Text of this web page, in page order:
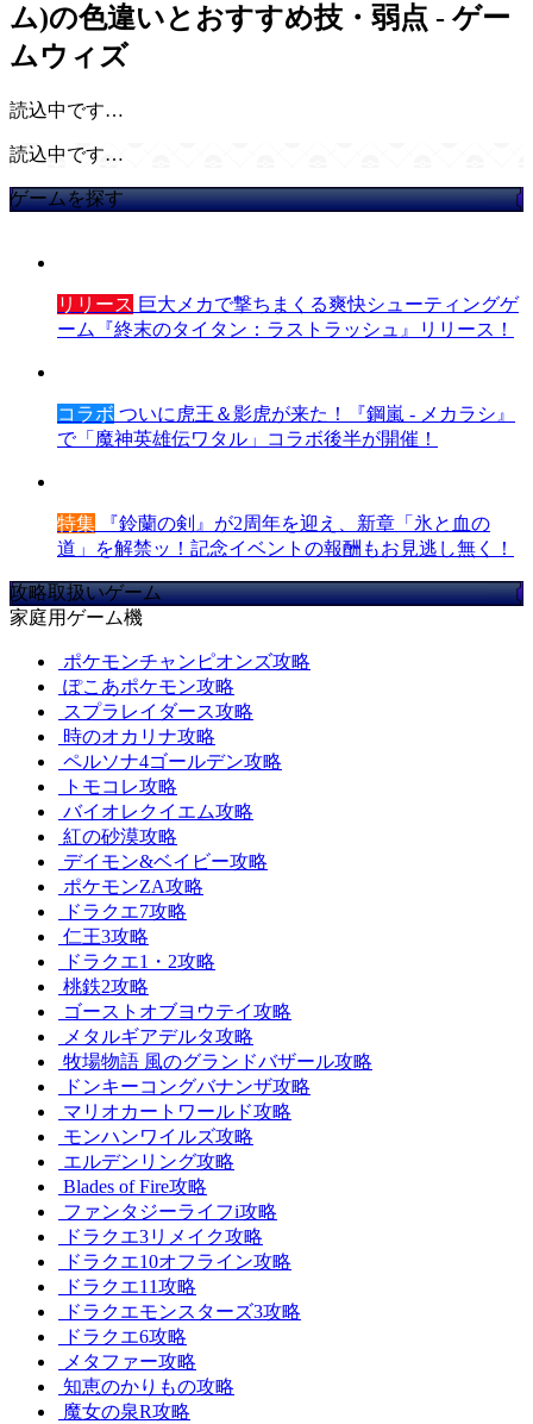
ム)の色違いとおすすめ技・弱点 - ゲー
ムウィズ
読込中です…
読込中です…
ゲームを探す
リリース 巨大メカで撃ちまくる爽快シューティングゲ
ーム『終末のタイタン：ラストラッシュ』リリース！
コラボ ついに虎王＆影虎が来た！『鋼嵐 - メカラシ』
で「魔神英雄伝ワタル」コラボ後半が開催！
特集 『鈴蘭の剣』が2周年を迎え、新章「氷と血の
道」を解禁ッ！記念イベントの報酬もお見逃し無く！
攻略取扱いゲーム
家庭用ゲーム機
ポケモンチャンピオンズ攻略
ぽこあポケモン攻略
スプラレイダース攻略
時のオカリナ攻略
ペルソナ4ゴールデン攻略
トモコレ攻略
バイオレクイエム攻略
紅の砂漠攻略
デイモン&ベイビー攻略
ポケモンZA攻略
ドラクエ7攻略
仁王3攻略
ドラクエ1・2攻略
桃鉄2攻略
ゴーストオブヨウテイ攻略
メタルギアデルタ攻略
牧場物語 風のグランドバザール攻略
ドンキーコングバナンザ攻略
マリオカートワールド攻略
モンハンワイルズ攻略
エルデンリング攻略
Blades of Fire攻略
ファンタジーライフi攻略
ドラクエ3リメイク攻略
ドラクエ10オフライン攻略
ドラクエ11攻略
ドラクエモンスターズ3攻略
ドラクエ6攻略
メタファー攻略
知恵のかりもの攻略
魔女の泉R攻略